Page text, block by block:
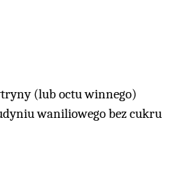
(lub octu winnego)
waniliowego bez cukru